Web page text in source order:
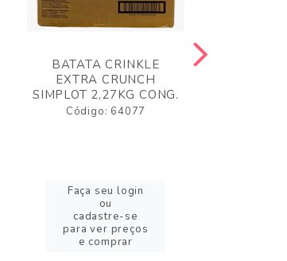
BATATA CRINKLE
EXTRA CRUNCH
SIMPLOT 2,27KG CONG.
Código: 64077
Faça seu login
ou
cadastre-se
para ver preços
e comprar